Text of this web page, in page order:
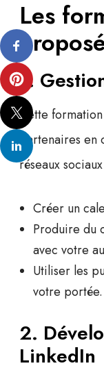
Les
1.
Cette
partenaires en
réseaux
Créer un
Produire du
avec votre
Utiliser les
votre portée.
2.
LinkedIn